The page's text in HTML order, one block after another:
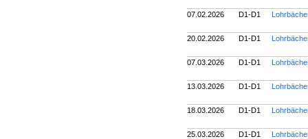
07.02.2026 D1-D1
20.02.2026 D1-D1
07.03.2026 D1-D1
13.03.2026 D1-D1
18.03.2026 D1-D1
25.03.2026 D1-D1